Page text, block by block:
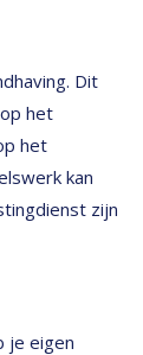
Dit
het
het
kan
zijn
je eigen